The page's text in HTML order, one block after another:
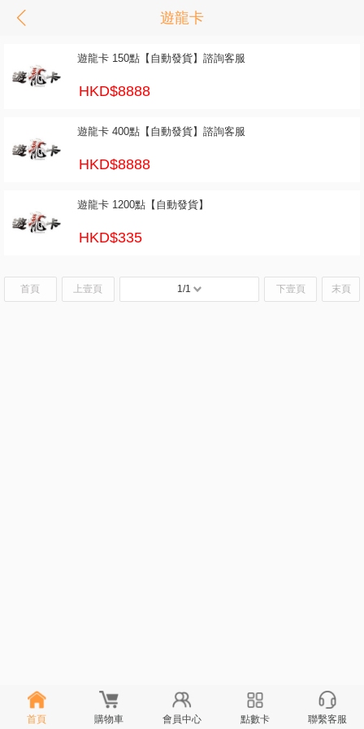
遊龍卡
遊龍卡 150點【自動發貨】諮詢客服
HKD$8888
遊龍卡 400點【自動發貨】諮詢客服
HKD$8888
遊龍卡 1200點【自動發貨】
HKD$335
首頁 上壹頁 1/1 下壹頁 末頁
首頁 購物車 會員中心 點數卡 聯繫客服